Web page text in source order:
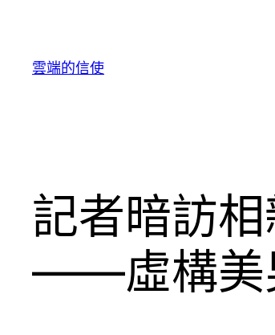
雲端的信使
記者暗訪
——虛構美